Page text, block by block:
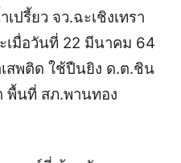
ปรี้ยว จว.ฉะเชิงเทรา
เมื่อวันที่ 22 มีนาคม 64
สพติด ใช้ปืนยิง ด.ต.ชิน
พื้นที่ สภ.พานทอง